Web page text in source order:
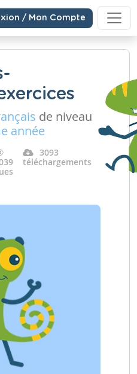
/ Mon Compte
de niveau
année
3093
téléchargements